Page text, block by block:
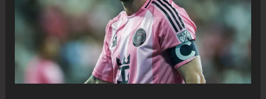
la
mitad